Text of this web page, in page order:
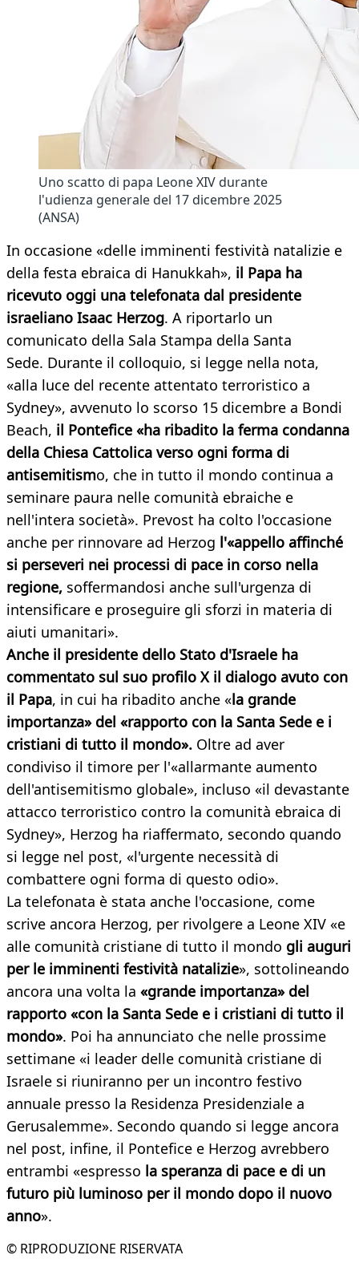
Uno scatto di papa Leone XIV durante
l'udienza generale del 17 dicembre 2025
(ANSA)
In occasione «delle imminenti festività natalizie e
della festa ebraica di Hanukkah», il Papa ha
ricevuto oggi una telefonata dal presidente
israeliano Isaac Herzog. A riportarlo un
comunicato della Sala Stampa della Santa
Sede. Durante il colloquio, si legge nella nota,
«alla luce del recente attentato terroristico a
Sydney», avvenuto lo scorso 15 dicembre a Bondi
Beach, il Pontefice «ha ribadito la ferma condanna
della Chiesa Cattolica verso ogni forma di
antisemitismo, che in tutto il mondo continua a
seminare paura nelle comunità ebraiche e
nell'intera società». Prevost ha colto l'occasione
anche per rinnovare ad Herzog l'«appello affinché
si perseveri nei processi di pace in corso nella
regione, soffermandosi anche sull'urgenza di
intensificare e proseguire gli sforzi in materia di
aiuti umanitari».
Anche il presidente dello Stato d'Israele ha
commentato sul suo profilo X il dialogo avuto con
il Papa, in cui ha ribadito anche «la grande
importanza» del «rapporto con la Santa Sede e i
cristiani di tutto il mondo». Oltre ad aver
condiviso il timore per l'«allarmante aumento
dell'antisemitismo globale», incluso «il devastante
attacco terroristico contro la comunità ebraica di
Sydney», Herzog ha riaffermato, secondo quando
si legge nel post, «l'urgente necessità di
combattere ogni forma di questo odio».
La telefonata è stata anche l'occasione, come
scrive ancora Herzog, per rivolgere a Leone XIV «e
alle comunità cristiane di tutto il mondo gli auguri
per le imminenti festività natalizie», sottolineando
ancora una volta la «grande importanza» del
rapporto «con la Santa Sede e i cristiani di tutto il
mondo». Poi ha annunciato che nelle prossime
settimane «i leader delle comunità cristiane di
Israele si riuniranno per un incontro festivo
annuale presso la Residenza Presidenziale a
Gerusalemme». Secondo quando si legge ancora
nel post, infine, il Pontefice e Herzog avrebbero
entrambi «espresso la speranza di pace e di un
futuro più luminoso per il mondo dopo il nuovo
anno».
© RIPRODUZIONE RISERVATA